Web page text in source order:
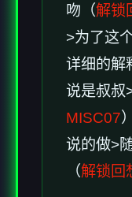
吻（解锁
>为了这
详细的解
说是叔叔
MISC07
说的做>
（解锁回